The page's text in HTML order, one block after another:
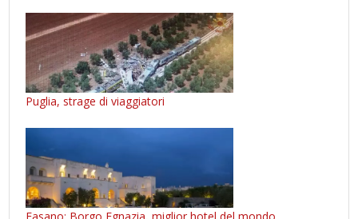
Puglia, strage di viaggiatori